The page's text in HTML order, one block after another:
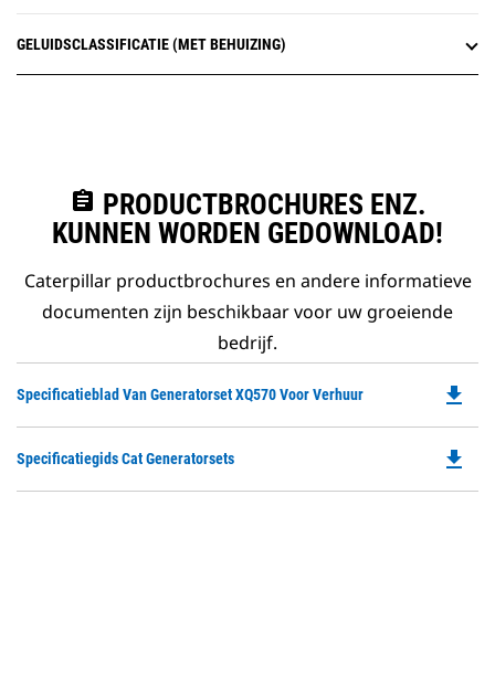
GELUIDSCLASSIFICATIE (MET BEHUIZING)
assignment PRODUCTBROCHURES ENZ.
KUNNEN WORDEN GEDOWNLOAD!
Caterpillar productbrochures en andere informatieve
documenten zijn beschikbaar voor uw groeiende
bedrijf.
Specificatieblad Van Generatorset XQ570 Voor Verhuur
a
file_download
Specificatiegids Cat Generatorsets file_download